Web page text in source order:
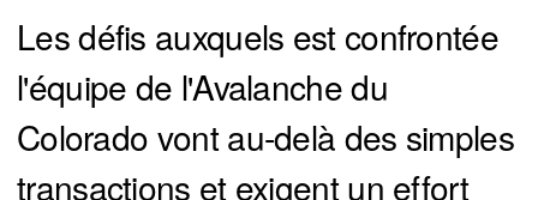
Les défis auxquels est confrontée
l'équipe de l'Avalanche du
Colorado vont au-delà des simples
transactions et exigent un effort